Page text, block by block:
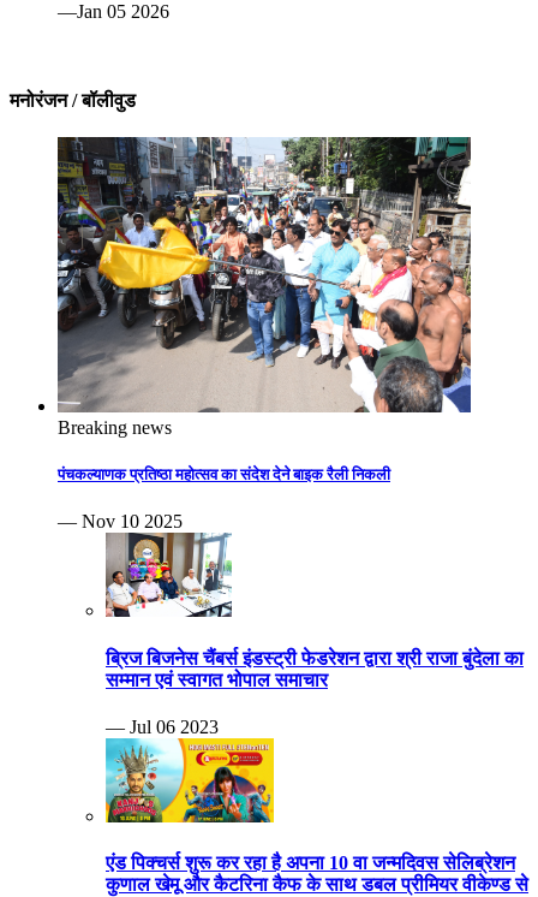
—Jan 05 2026
मनोरंजन / बॉलीवुड
Breaking news
पंचकल्याणक प्रतिष्ठा महोत्सव का संदेश देने बाइक रैली निकली
— Nov 10 2025
ब्रिज बिजनेस चैंबर्स इंडस्ट्री फेडरेशन द्वारा श्री राजा बुंदेला का
सम्मान एवं स्वागत भोपाल समाचार
— Jul 06 2023
एंड पिक्चर्स शुरू कर रहा है अपना 10 वा जन्मदिवस सेलिब्रेशन
कुणाल खेमू और कैटरिना कैफ के साथ डबल प्रीमियर वीकेण्ड से